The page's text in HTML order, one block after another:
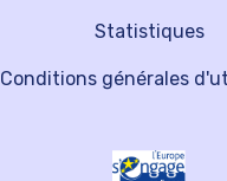
Statistiques
Conditions générales